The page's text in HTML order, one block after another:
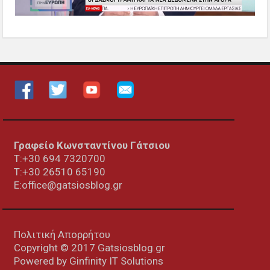
Γραφείο Κωνσταντίνου Γάτσιου
Τ:+30 694 7320700
T:+30 26510 65190
E:office@gatsiosblog.gr
Πολιτική Απορρήτου
Copyright © 2017 Gatsiosblog.gr
Powered by Ginfinity IT Solutions